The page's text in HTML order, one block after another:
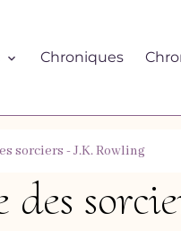
Chroniques
sorciers - J.K. Rowling